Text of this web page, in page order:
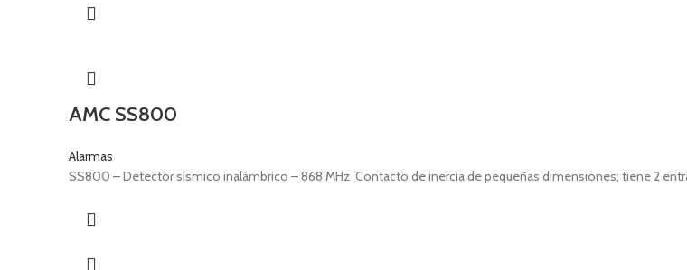
AMC SS800
Alarmas
SS800 – Detector sísmico inalámbrico – 868 MHz Contacto de inercia de pequeñas dimensiones; tiene 2